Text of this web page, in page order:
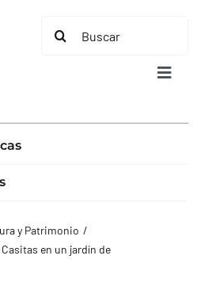
Buscar:
Toggle
y Patrimonio
en un jardín de